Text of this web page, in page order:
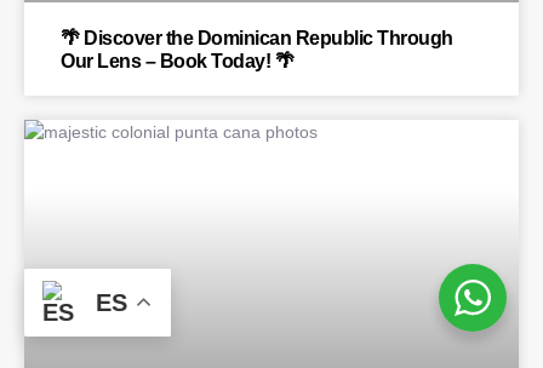
🌴 Discover the Dominican Republic Through
Our Lens – Book Today! 🌴
ES